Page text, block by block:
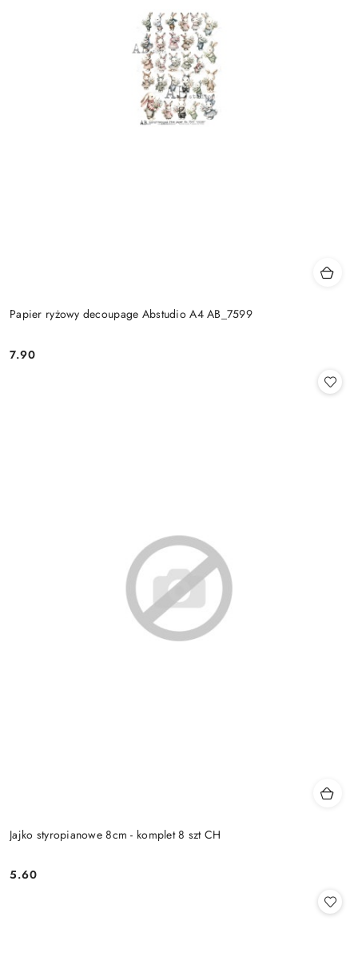
Papier ryżowy decoupage Abstudio A4 AB_7599
Cena:
7.90
Jajko styropianowe 8cm - komplet 8 szt CH
Cena:
5.60